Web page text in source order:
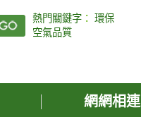
熱門關鍵字 ：環保
空氣品質
網網相連